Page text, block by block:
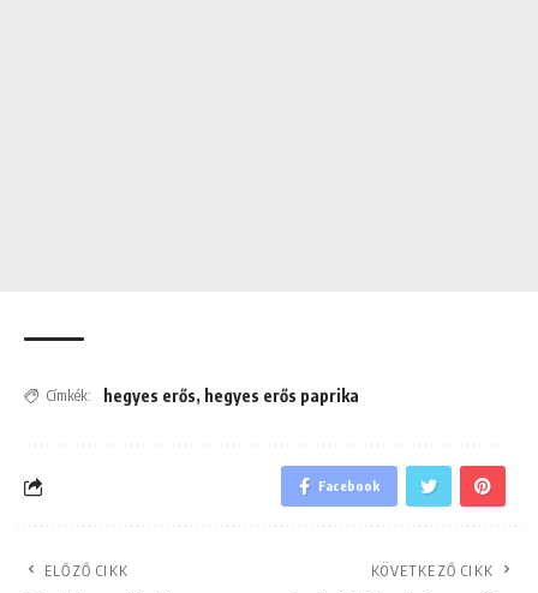
Címkék: hegyes erős, hegyes erős paprika
Facebook
ELŐZŐ CIKK KÖVETKEZŐ CIKK